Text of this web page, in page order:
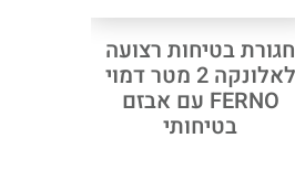
חגורת בטיחות רצועה
לאלונקה 2 מטר דמוי
FERNO עם אבזם
בטיחותי